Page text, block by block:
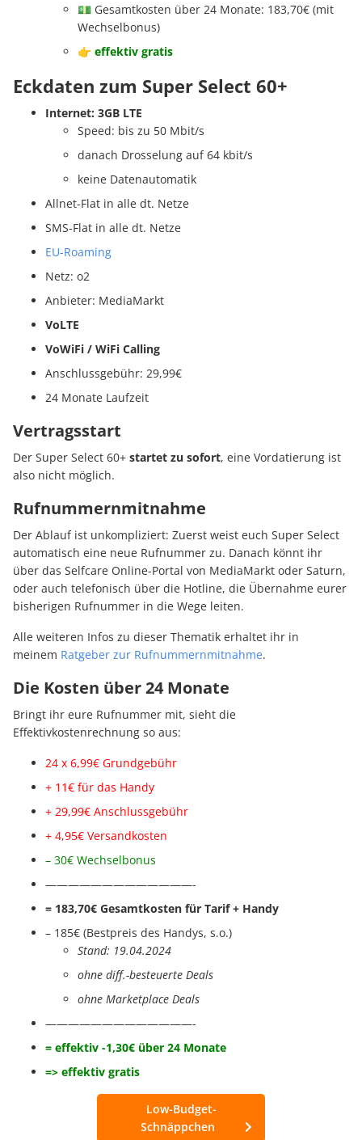
💵 Gesamtkosten über 24 Monate: 183,70€ (mit
Wechselbonus)
👉 effektiv gratis
Eckdaten zum Super Select 60+
Internet: 3GB LTE
Speed: bis zu 50 Mbit/s
danach Drosselung auf 64 kbit/s
keine Datenautomatik
Allnet-Flat in alle dt. Netze
SMS-Flat in alle dt. Netze
EU-Roaming
Netz: o2
Anbieter: MediaMarkt
VoLTE
VoWiFi / WiFi Calling
Anschlussgebühr: 29,99€
24 Monate Laufzeit
Vertragsstart
Der Super Select 60+ startet zu sofort, eine Vordatierung ist
also nicht möglich.
Rufnummernmitnahme
Der Ablauf ist unkompliziert: Zuerst weist euch Super Select
automatisch eine neue Rufnummer zu. Danach könnt ihr
über das Selfcare Online-Portal von MediaMarkt oder Saturn,
oder auch telefonisch über die Hotline, die Übernahme eurer
bisherigen Rufnummer in die Wege leiten.
Alle weiteren Infos zu dieser Thematik erhaltet ihr in
meinem Ratgeber zur Rufnummernmitnahme.
Die Kosten über 24 Monate
Bringt ihr eure Rufnummer mit, sieht die
Effektivkostenrechnung so aus:
24 x 6,99€ Grundgebühr
+ 11€ für das Handy
+ 29,99€ Anschlussgebühr
+ 4,95€ Versandkosten
– 30€ Wechselbonus
—————————————-
= ‭‭183,70€ Gesamtkosten für Tarif + Handy
– 185€ (Bestpreis des Handys, s.o.)
Stand: 19.04.2024
ohne diff.-besteuerte Deals
ohne Marketplace Deals
—————————————-
= effektiv -1,30€ über 24 Monate
=> effektiv gratis
Low-Budget-
Schnäppchen